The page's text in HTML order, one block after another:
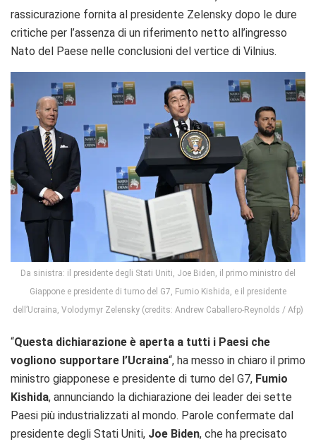
rassicurazione fornita al presidente Zelensky dopo le dure
critiche per l’assenza di un riferimento netto all’ingresso
Nato del Paese nelle conclusioni del vertice di Vilnius.
Da sinistra: il presidente degli Stati Uniti, Joe Biden, il primo ministro del
Giappone e presidente di turno del G7, Fumio Kishida, e il presidente
dell’Ucraina, Volodymyr Zelensky (credits: Andrew Caballero-Reynolds / Afp)
“Questa dichiarazione è aperta a tutti i Paesi che
vogliono supportare l’Ucraina“, ha messo in chiaro il primo
ministro giapponese e presidente di turno del G7, Fumio
Kishida, annunciando la dichiarazione dei leader dei sette
Paesi più industrializzati al mondo. Parole confermate dal
presidente degli Stati Uniti, Joe Biden, che ha precisato